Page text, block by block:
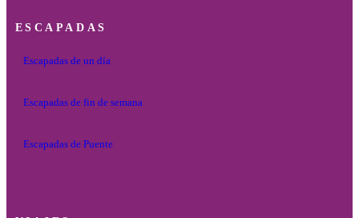
ESCAPADAS
Escapadas de un día
Escapadas de fin de semana
Escapadas de Puente